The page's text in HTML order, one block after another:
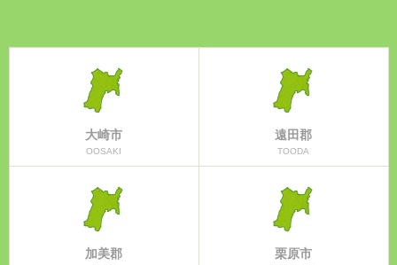
大崎市
OOSAKI
遠田郡
TOODA
加美郡 栗原市